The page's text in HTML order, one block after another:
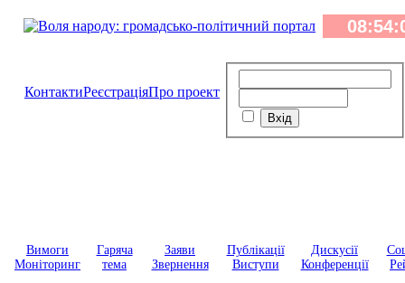
КонтактиРеєстраціяПро проект
Вимоги
Моніторинг
Гаряча
тема
Заяви
Звернення
Публікації
Виступи
Дискусії
Конференції